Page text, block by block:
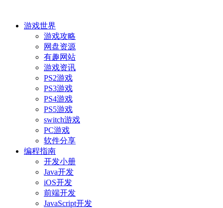
游戏世界
游戏攻略
网盘资源
有趣网站
游戏资讯
PS2游戏
PS3游戏
PS4游戏
PS5游戏
switch游戏
PC游戏
软件分享
编程指南
开发小册
Java开发
iOS开发
前端开发
JavaScript开发